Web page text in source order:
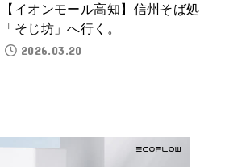
【イオンモール高知】信州そば処
「そじ坊」へ行く。
2026.03.20